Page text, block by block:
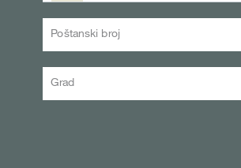
Poštanski broj
Grad